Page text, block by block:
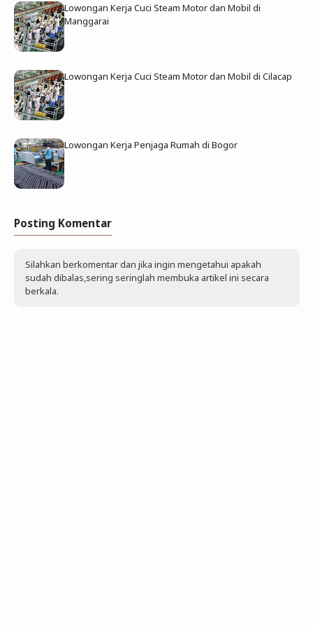
Lowongan Kerja Cuci Steam Motor dan Mobil di
Manggarai
Lowongan Kerja Cuci Steam Motor dan Mobil di Cilacap
Lowongan Kerja Penjaga Rumah di Bogor
Posting Komentar
Silahkan berkomentar dan jika ingin mengetahui apakah
sudah dibalas,sering seringlah membuka artikel ini secara
berkala.